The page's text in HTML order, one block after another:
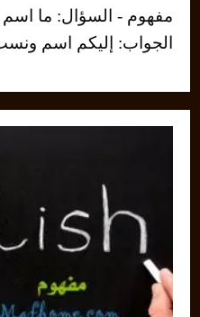
مفهوم - السؤال: ما اسم
الجواب: إليكم اسم